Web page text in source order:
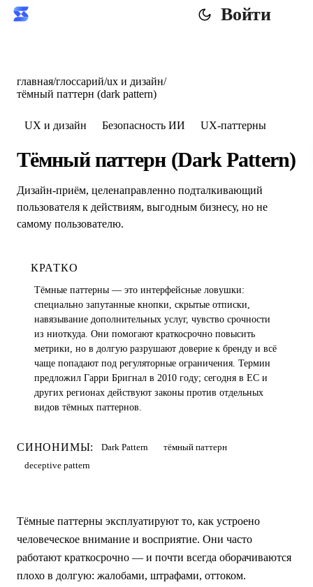
Войти
главная/глоссарий/ux и дизайн/
тёмный паттерн (dark pattern)
UX и дизайн Безопасность ИИ UX-паттерны
Тёмный паттерн (Dark Pattern)
Дизайн-приём, целенаправленно подталкивающий
пользователя к действиям, выгодным бизнесу, но не
самому пользователю.
КРАТКО
Тёмные паттерны — это интерфейсные ловушки:
специально запутанные кнопки, скрытые отписки,
навязывание дополнительных услуг, чувство срочности
из ниоткуда. Они помогают краткосрочно повысить
метрики, но в долгую разрушают доверие к бренду и всё
чаще попадают под регуляторные ограничения. Термин
предложил Гарри Бригнал в 2010 году; сегодня в ЕС и
других регионах действуют законы против отдельных
видов тёмных паттернов.
СИНОНИМЫ: Dark Pattern
тёмный паттерн
deceptive pattern
Тёмные паттерны эксплуатируют то, как устроено
человеческое внимание и восприятие. Они часто
работают краткосрочно — и почти всегда оборачиваются
плохо в долгую: жалобами, штрафами, оттоком.